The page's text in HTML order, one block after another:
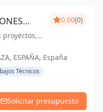
proyectos,
0.00(0)
ESPAÑA, España
Técnicos
Solicitar presupuesto